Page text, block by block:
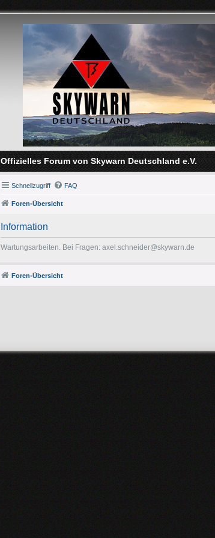
Offizielles Forum von Skywarn Deutschland e.V.
Schnellzugriff FAQ
Foren-Übersicht
Information
Wartungsarbeiten. Bei Fragen: axel.schneider@skywarn.de
Foren-Übersicht